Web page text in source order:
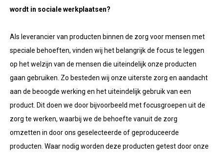
wordt in sociale werkplaatsen?
Als leverancier van producten binnen de zorg voor mensen met
speciale behoeften, vinden wij het belangrijk de focus te leggen
op het welzijn van de mensen die uiteindelijk onze producten
gaan gebruiken. Zo besteden wij onze uiterste zorg en aandacht
aan de beoogde werking en het uiteindelijk gebruik van een
product. Dit doen we door bijvoorbeeld met focusgroepen uit de
zorg te werken, waarbij we de behoefte vanuit de zorg
omzetten in door ons geselecteerde of geproduceerde
producten. Waar nodig worden deze producten getest door onze